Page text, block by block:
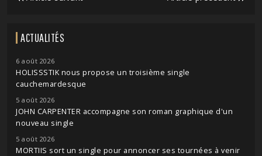
ACTUALITÉS
6 août 2026
HOLISSSTIK nous propose un troisième single
cauchemardesque
5 août 2026
JOHN CARPENTER accompagne son roman graphique d'un
nouveau single
5 août 2026
MORTIIS sort un single pour annoncer ses tournées à venir